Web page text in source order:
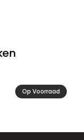
Op Voorraad